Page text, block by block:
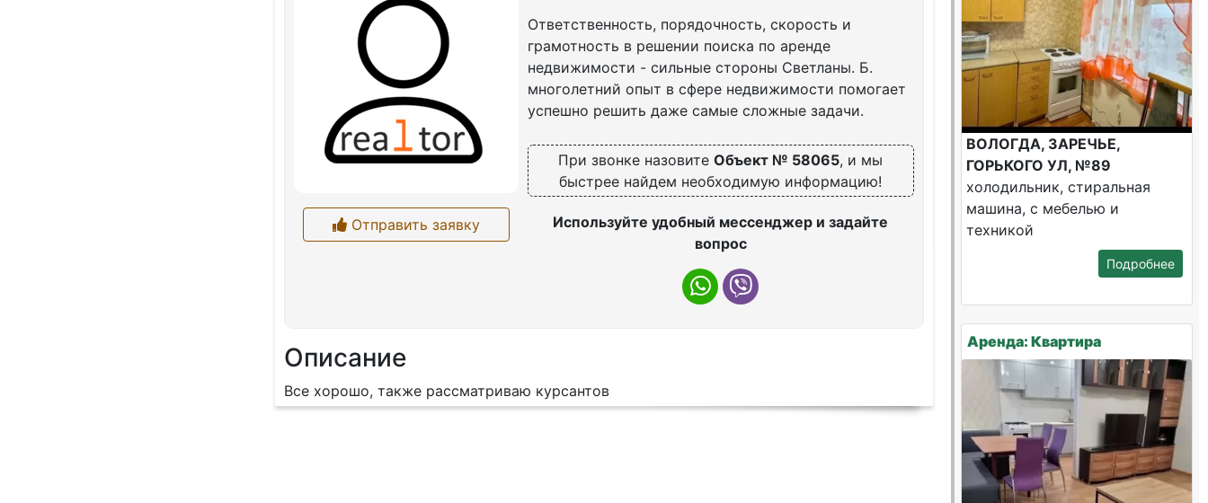
Отправить заявку
Ответственность, порядочность, скорость и
грамотность в решении поиска по аренде
недвижимости - сильные стороны Светланы. Б.
многолетний опыт в сфере недвижимости помогает
успешно решить даже самые сложные задачи.
При звонке назовитеОбъект № 58065, и мы
быстрее найдем необходимую информацию!
Используйте удобный мессенджер и задайте
вопрос
Описание
Все хорошо, также рассматриваю курсантов
ВОЛОГДА, ЗАРЕЧЬЕ,
ГОРЬКОГО УЛ, №89
холодильник, стиральная
машина, с мебелью и
техникой
Подробнее
Аренда: Квартира